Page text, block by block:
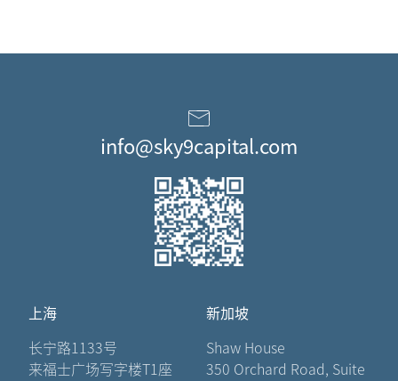
info@sky9capital.com
上海
长宁路1133号
来福士广场写字楼T1座
新加坡
Shaw House
350 Orchard Road, Suite